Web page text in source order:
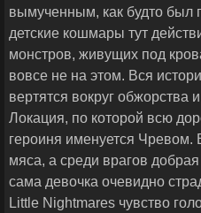
вымученным, как будто был
детские кошмары тут
монстров, живущих под
вовсе не на этом. Вся
вертятся вокруг обжорства
Локация, по которой всю
героиня именуется Чревом.
мяса, а среди врагов
сама девочка очевидно
Little Nightmares чувство